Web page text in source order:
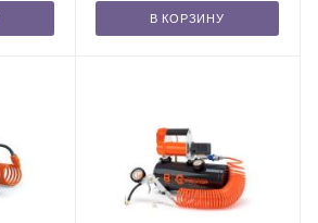
В КОРЗИНУ